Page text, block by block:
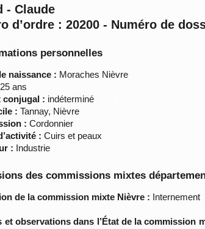
- Claude
d’ordre : 20200 - Numéro de
personnelles
naissance : Moraches Nièvre
25 ans
conjugal : indéterminé
: Tannay, Nièvre
: Cordonnier
: Cuirs et peaux
: Industrie
des commissions mixtes
de la commission mixte Nièvre : Internement
et observations dans l’État de la commission